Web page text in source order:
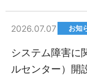
2026.07.07 お知
システム障害に
ルセンター）開